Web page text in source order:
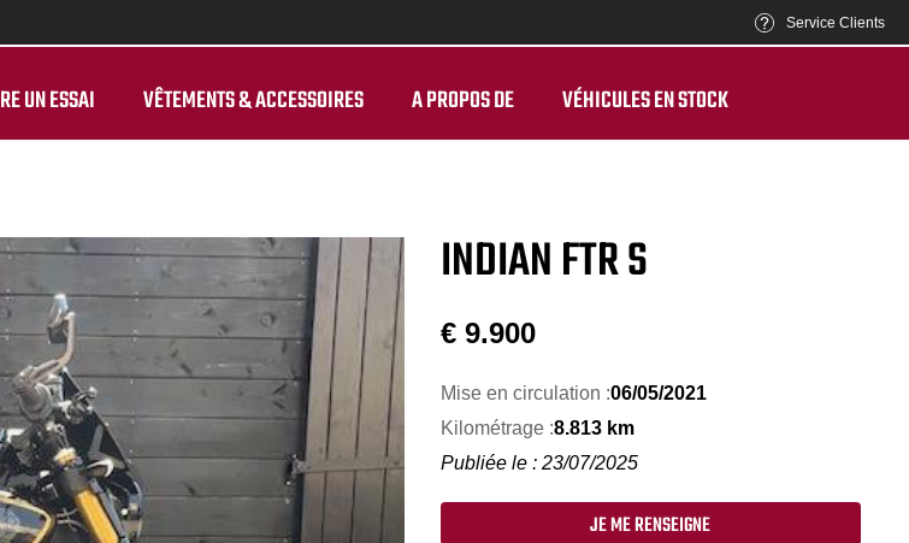
Service Clients
UN ESSAI VÊTEMENTS & ACCESSOIRES A PROPOS DE VÉHICULES EN STOCK
INDIAN FTR S
€ 9.900
Mise en circulation :06/05/2021
Kilométrage :8.813 km
Publiée le : 23/07/2025
JE ME RENSEIGNE